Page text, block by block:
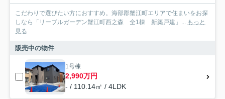
こだわりで選びたい方におすすめ。海部郡蟹江町エリアで住まいをお探
しなら「リーブルガーデン蟹江町西之森 全1棟 新築戸建」... もっと
見る
販売中の物件
1号棟
2,990万円
- / 110.14㎡ / 4LDK